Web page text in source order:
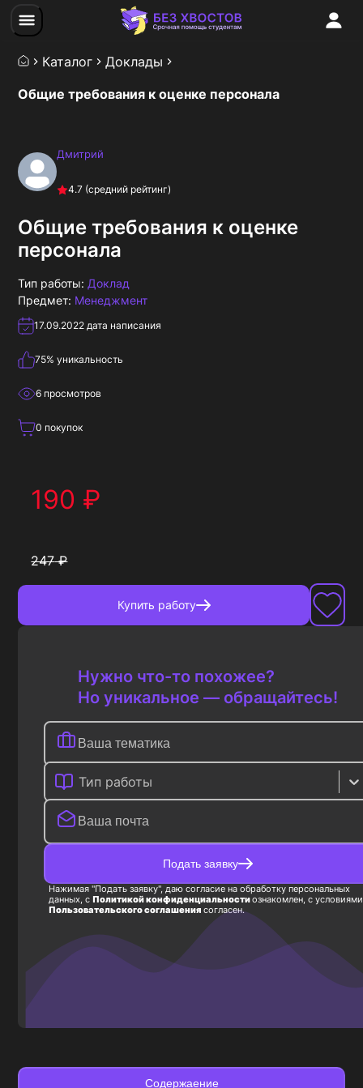
Каталог
Доклады
Общие требования к оценке персонала
Дмитрий
4.7 (средний рейтинг)
Общие требования к оценке
персонала
Тип работы: Доклад
Предмет: Менеджмент
17.09.2022 дата написания
75% уникальность
6 просмотров
0 покупок
190 ₽
247₽
Купить работу
Нужно что-то похожее?
Но уникальное — обращайтесь!
Тип работы
Подать заявку
Нажимая "Подать заявку", даю согласие на обработку персональных
данных, с Политикой конфиденциальностиознакомлен, с условиями
Пользовательского соглашения согласен.
Содержаение